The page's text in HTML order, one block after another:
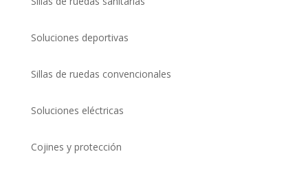
Soluciones deportivas
Sillas de ruedas convencionales
Soluciones eléctricas
Cojines y protección